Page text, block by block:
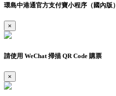
環島中港通官方支付寶小程序（國內版）
×
請使用 WeChat 掃描 QR Code 購票
×